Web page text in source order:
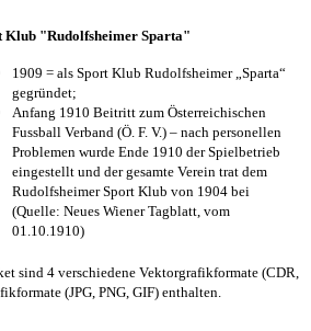
Klub "Rudolfsheimer Sparta"
1909 = als Sport Klub Rudolfsheimer „Sparta“
gegründet;
Anfang 1910 Beitritt zum Österreichischen
Fussball Verband (Ö. F. V.) – nach personellen
Problemen wurde Ende 1910 der Spielbetrieb
eingestellt und der gesamte Verein trat dem
Rudolfsheimer Sport Klub von 1904 bei
(Quelle: Neues Wiener Tagblatt, vom
01.10.1910)
sind 4 verschiedene Vektorgrafikformate (CDR,
(JPG, PNG, GIF) enthalten.